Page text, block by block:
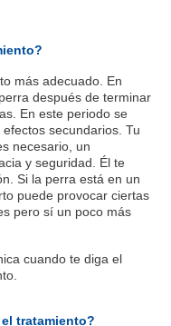
más adecuado. En
después de terminar
En este periodo se
secundarios. Tu
necesario, un
y seguridad. Él te
Si la perra está en un
puede provocar ciertas
pero sí un poco más
cuando te diga el
tratamiento?